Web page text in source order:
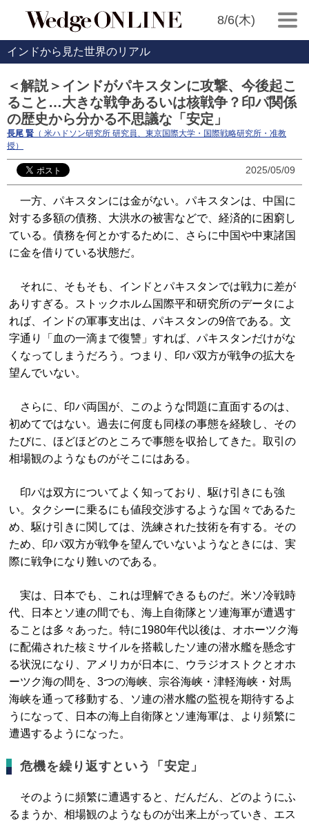
8/6(木)
インドから見た世界のリアル
＜解説＞インドがパキスタンに攻撃、今後起こ
ること…大きな戦争あるいは核戦争？印パ関係
の歴史から分かる不思議な「安定」
長尾 賢 （ 米ハドソン研究所 研究員、東京国際大学・国際戦略研究所・准教
授）
2025/05/09
一方、パキスタンには金がない。パキスタンは、中国に
対する多額の債務、大洪水の被害などで、経済的に困窮し
ている。債務を何とかするために、さらに中国や中東諸国
に金を借りている状態だ。
それに、そもそも、インドとパキスタンでは戦力に差が
ありすぎる。ストックホルム国際平和研究所のデータによ
れば、インドの軍事支出は、パキスタンの9倍である。文
字通り「血の一滴まで復讐」すれば、パキスタンだけがな
くなってしまうだろう。つまり、印パ双方が戦争の拡大を
望んでいない。
さらに、印パ両国が、このような問題に直面するのは、
初めてではない。過去に何度も同様の事態を経験し、その
たびに、ほどほどのところで事態を収拾してきた。取引の
相場観のようなものがそこにはある。
印パは双方についてよく知っており、駆け引きにも強
い。タクシーに乗るにも値段交渉するような国々であるた
め、駆け引きに関しては、洗練された技術を有する。その
ため、印パ双方が戦争を望んでいないようなときには、実
際に戦争になり難いのである。
実は、日本でも、これは理解できるものだ。米ソ冷戦時
代、日本とソ連の間でも、海上自衛隊とソ連海軍が遭遇す
ることは多々あった。特に1980年代以後は、オホーツク海
に配備された核ミサイルを搭載したソ連の潜水艦を懸念す
る状況になり、アメリカが日本に、ウラジオストクとオホ
ーツク海の間を、3つの海峡、宗谷海峡・津軽海峡・対馬
海峡を通って移動する、ソ連の潜水艦の監視を期待するよ
うになって、日本の海上自衛隊とソ連海軍は、より頻繁に
遭遇するようになった。
危機を繰り返すという「安定」
そのように頻繁に遭遇すると、だんだん、どのようにふ
るまうか、相場観のようなものが出来上がっていき、エス